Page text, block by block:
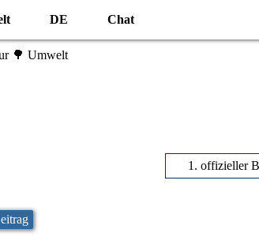
DE Chat
🌳 Umwelt
1. offizieller